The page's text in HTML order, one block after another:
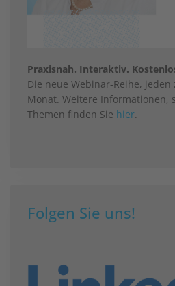
Praxisnah. Interaktiv.
Die neue Webinar-Reihe,
Monat. Weitere Informationen,
Themen finden Sie hier.
Folgen Sie uns!